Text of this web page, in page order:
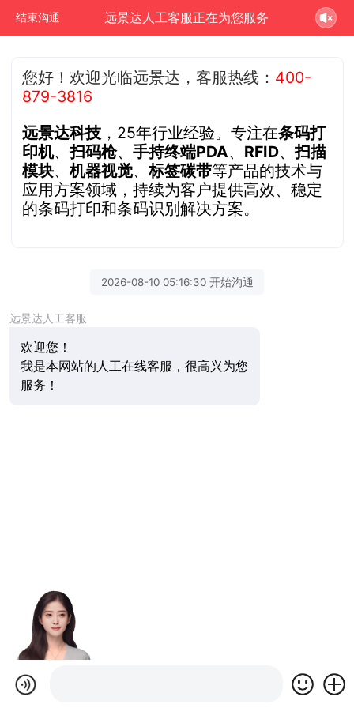
结束沟通 远景达人工客服正在为您服务
您好！欢迎光临远景达，客服热线： 400-
879-3816
远景达科技 ，25年行业经验。专注在条码打
印机、扫码枪、手持终端PDA、 RFID、扫描
模块、机器视觉、标签碳带等产品的技术与
应用方案领域，持续为客户提供高效、稳定
的条码打印和条码识别解决方案。
2026-08-10 05:16:30 开始沟通
远景达人工客服
欢迎您！
我是本网站的人工在线客服，很高兴为您
服务！